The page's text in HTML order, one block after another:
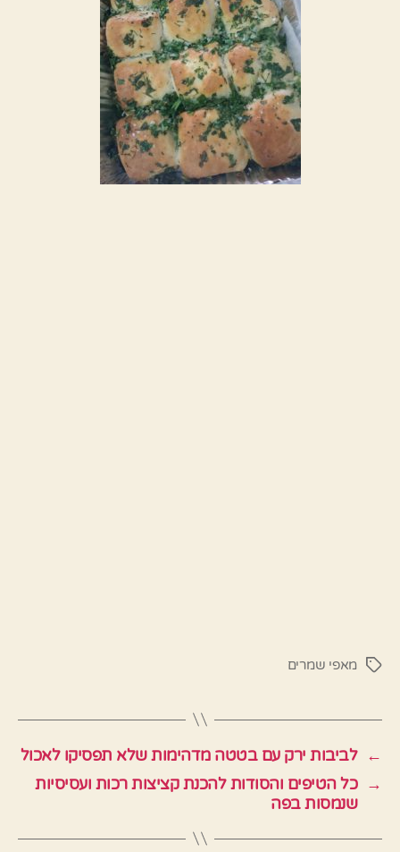
תגיותמאפי שמרים
← לביבות ירק עם בטטה מדהימות שלא תפסיקו לאכול
→ כל הטיפים והסודות להכנת קציצות רכות ועסיסיות
שנמסות בפה